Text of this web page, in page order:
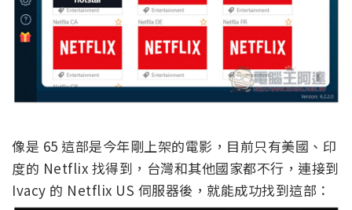
像是 65 這部是今年剛上架的電影，目前只有美國、印
度的 Netflix 找得到，台灣和其他國家都不行，連接到
Ivacy 的 Netflix US 伺服器後，就能成功找到這部：